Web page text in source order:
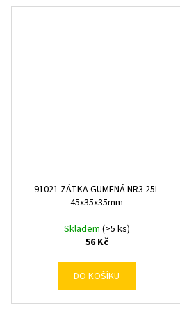
91021 ZÁTKA GUMENÁ NR3 25L
45x35x35mm
Skladem (>5 ks)
56 Kč
DO KOŠÍKU